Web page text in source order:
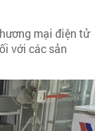
mại điện tử
với các sản